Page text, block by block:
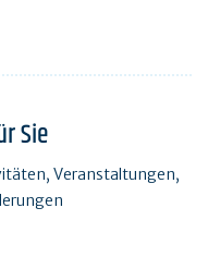
Sie
Veranstaltungen,